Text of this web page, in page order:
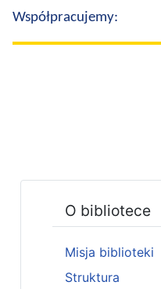
Współpracujemy:
O bibliotece
Misja biblioteki
Struktura